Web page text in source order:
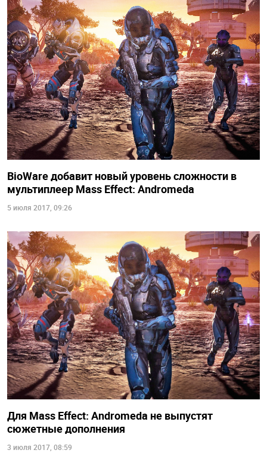
BioWare добавит новый уровень сложности в
мультиплеер Mass Effect: Andromeda
5 июля 2017, 09:26
Для Mass Effect: Andromeda не выпустят
сюжетные дополнения
3 июля 2017, 08:59